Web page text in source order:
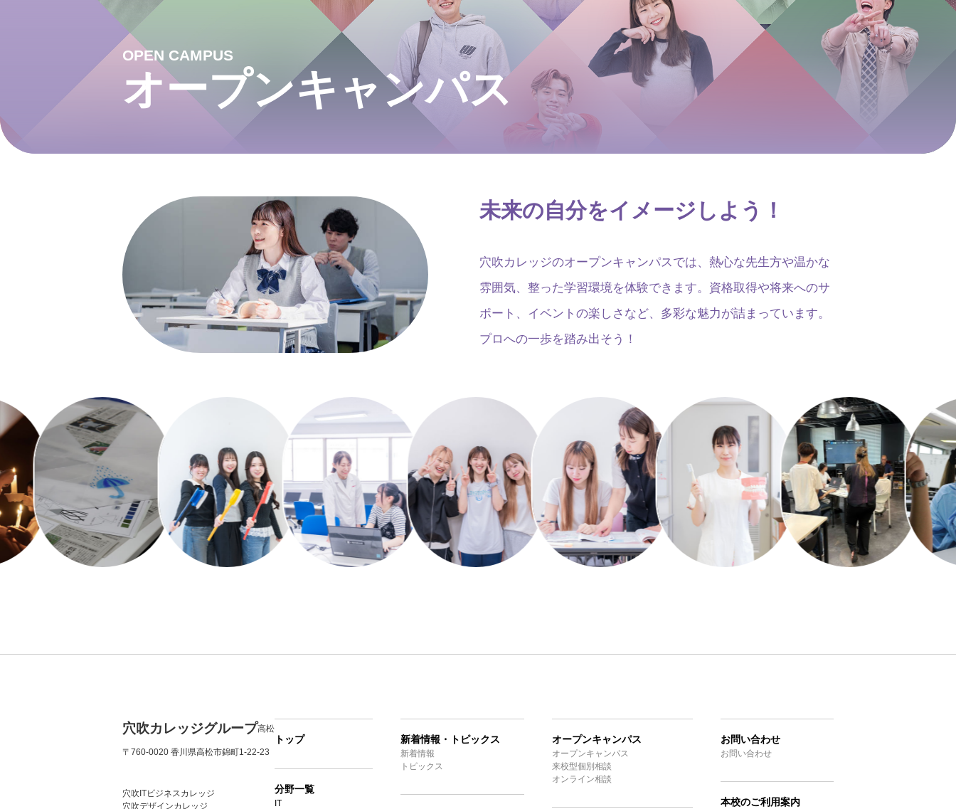
OPEN CAMPUS
オープンキャンパス
未来の自分をイメージしよう！
穴吹カレッジのオープンキャンパスでは、熱心な先生方や温かな
雰囲気、整った学習環境を体験できます。資格取得や将来へのサ
ポート、イベントの楽しさなど、多彩な魅力が詰まっています。
プロへの一歩を踏み出そう！
穴吹カレッジグループ高松
〒760-0020 香川県高松市錦町1-22-23
穴吹ITビジネスカレッジ
穴吹デザインカレッジ
トップ
分野一覧
IT
新着情報・トピックス
新着情報
トピックス
オープンキャンパス
オープンキャンパス
来校型個別相談
オンライン相談
お問い合わせ
お問い合わせ
本校のご利用案内